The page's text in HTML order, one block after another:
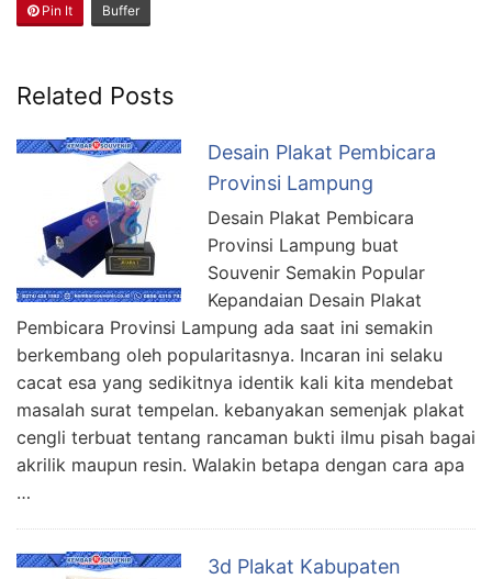
Pin It Buffer
Related Posts
Desain Plakat Pembicara
Provinsi Lampung
Desain Plakat Pembicara
Provinsi Lampung buat
Souvenir Semakin Popular
Kepandaian Desain Plakat
Pembicara Provinsi Lampung ada saat ini semakin
berkembang oleh popularitasnya. Incaran ini selaku
cacat esa yang sedikitnya identik kali kita mendebat
masalah surat tempelan. kebanyakan semenjak plakat
cengli terbuat tentang rancaman bukti ilmu pisah bagai
akrilik maupun resin. Walakin betapa dengan cara apa
…
3d Plakat Kabupaten